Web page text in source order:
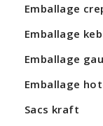
Emballage
Emballage
Emballage
Emballage
Sacs kraft